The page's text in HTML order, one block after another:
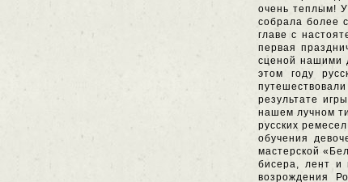
очень теплым!
собрала более
главе с
первая
сценой нашими
этом году
результате
нашем лучном
русских
обучения
мастерской
бисера, лент и
возрождения